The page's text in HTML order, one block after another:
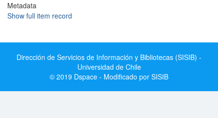
Metadata
Show full item record
Dirección de Servicios de Información y Bibliotecas (SISIB) -
Universidad de Chile
© 2019 Dspace - Modificado por SISIB